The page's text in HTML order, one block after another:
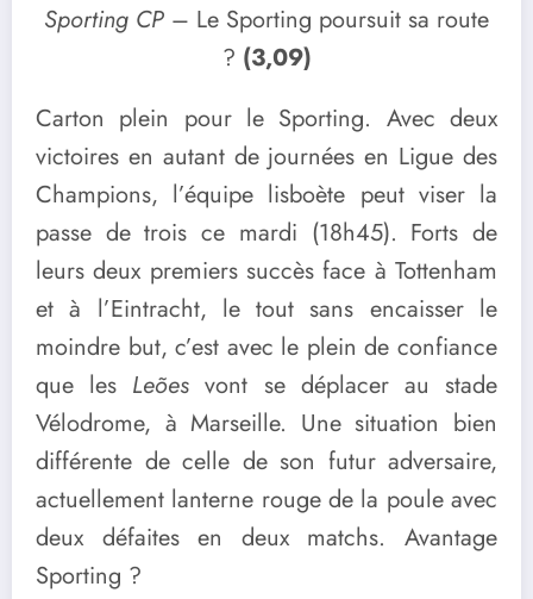
Sporting CP – Le Sporting poursuit sa route
? (3,09)
Carton plein pour le Sporting. Avec deux
victoires en autant de journées en Ligue des
Champions, l’équipe lisboète peut viser la
passe de trois ce mardi (18h45). Forts de
leurs deux premiers succès face à Tottenham
et à l’Eintracht, le tout sans encaisser le
moindre but, c’est avec le plein de confiance
que les Leões vont se déplacer au stade
Vélodrome, à Marseille. Une situation bien
différente de celle de son futur adversaire,
actuellement lanterne rouge de la poule avec
deux défaites en deux matchs. Avantage
Sporting ?